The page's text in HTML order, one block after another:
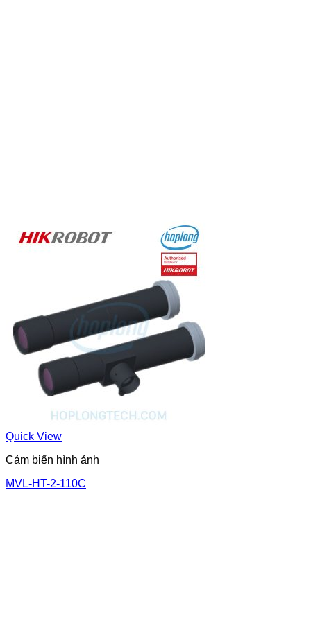
Quick View
Cảm biến hình ảnh
MVL-HT-2-110C